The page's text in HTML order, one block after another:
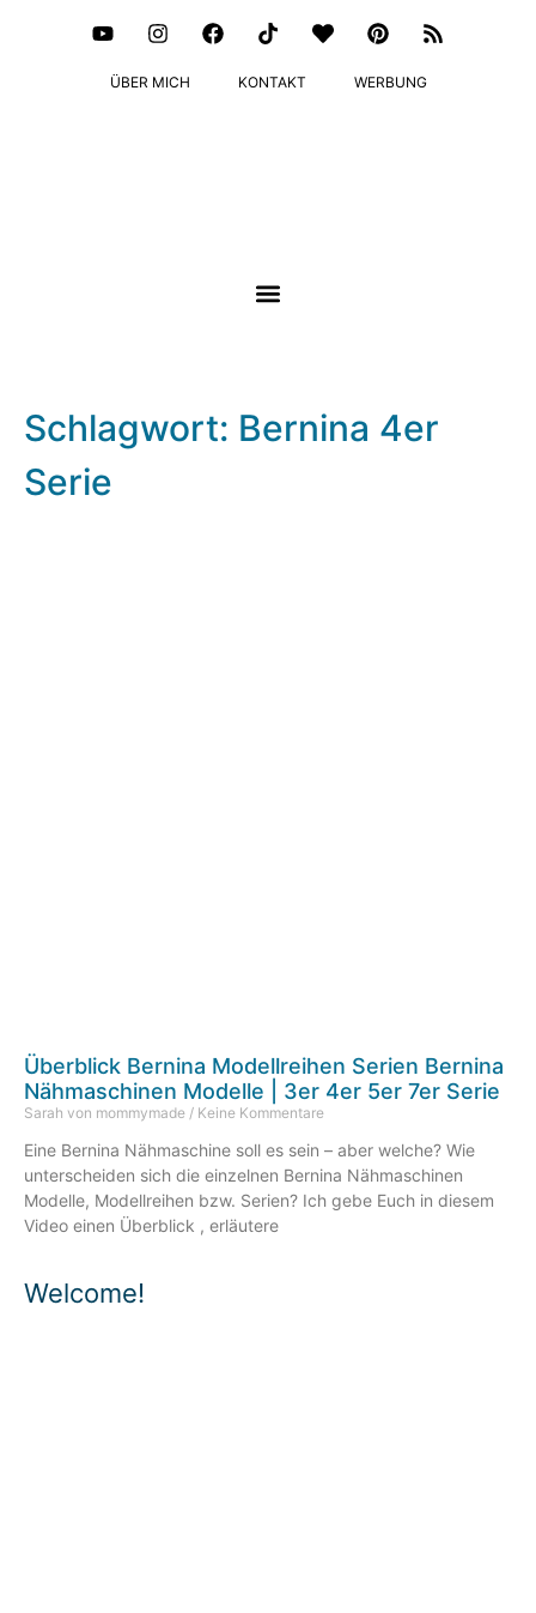
ÜBER MICH KONTAKT WERBUNG
Welcome!
Schlagwort: Bernina 4er
Serie
Überblick Bernina Modellreihen Serien Bernina
Nähmaschinen Modelle | 3er 4er 5er 7er Serie
Sarah von mommymade Keine Kommentare
Eine Bernina Nähmaschine soll es sein – aber welche? Wie
unterscheiden sich die einzelnen Bernina Nähmaschinen
Modelle, Modellreihen bzw. Serien? Ich gebe Euch in diesem
Video einen Überblick , erläutere